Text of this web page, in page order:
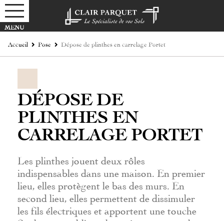
Accueil Pose Dépose de plinthes en carrelage Portet
DÉPOSE DE
PLINTHES EN
CARRELAGE PORTET
Les plinthes jouent deux rôles
indispensables dans une maison. En premier
lieu, elles protègent le bas des murs. En
second lieu, elles permettent de dissimuler
les fils électriques et apportent une touche